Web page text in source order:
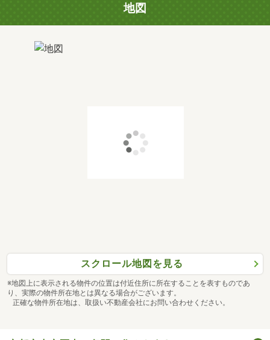
地図
スクロール地図を見る
※地図上に表示される物件の位置は付近住所に所在することを表すものであ
り、実際の物件所在地とは異なる場合がございます。
正確な物件所在地は、取扱い不動産会社にお問い合わせください。